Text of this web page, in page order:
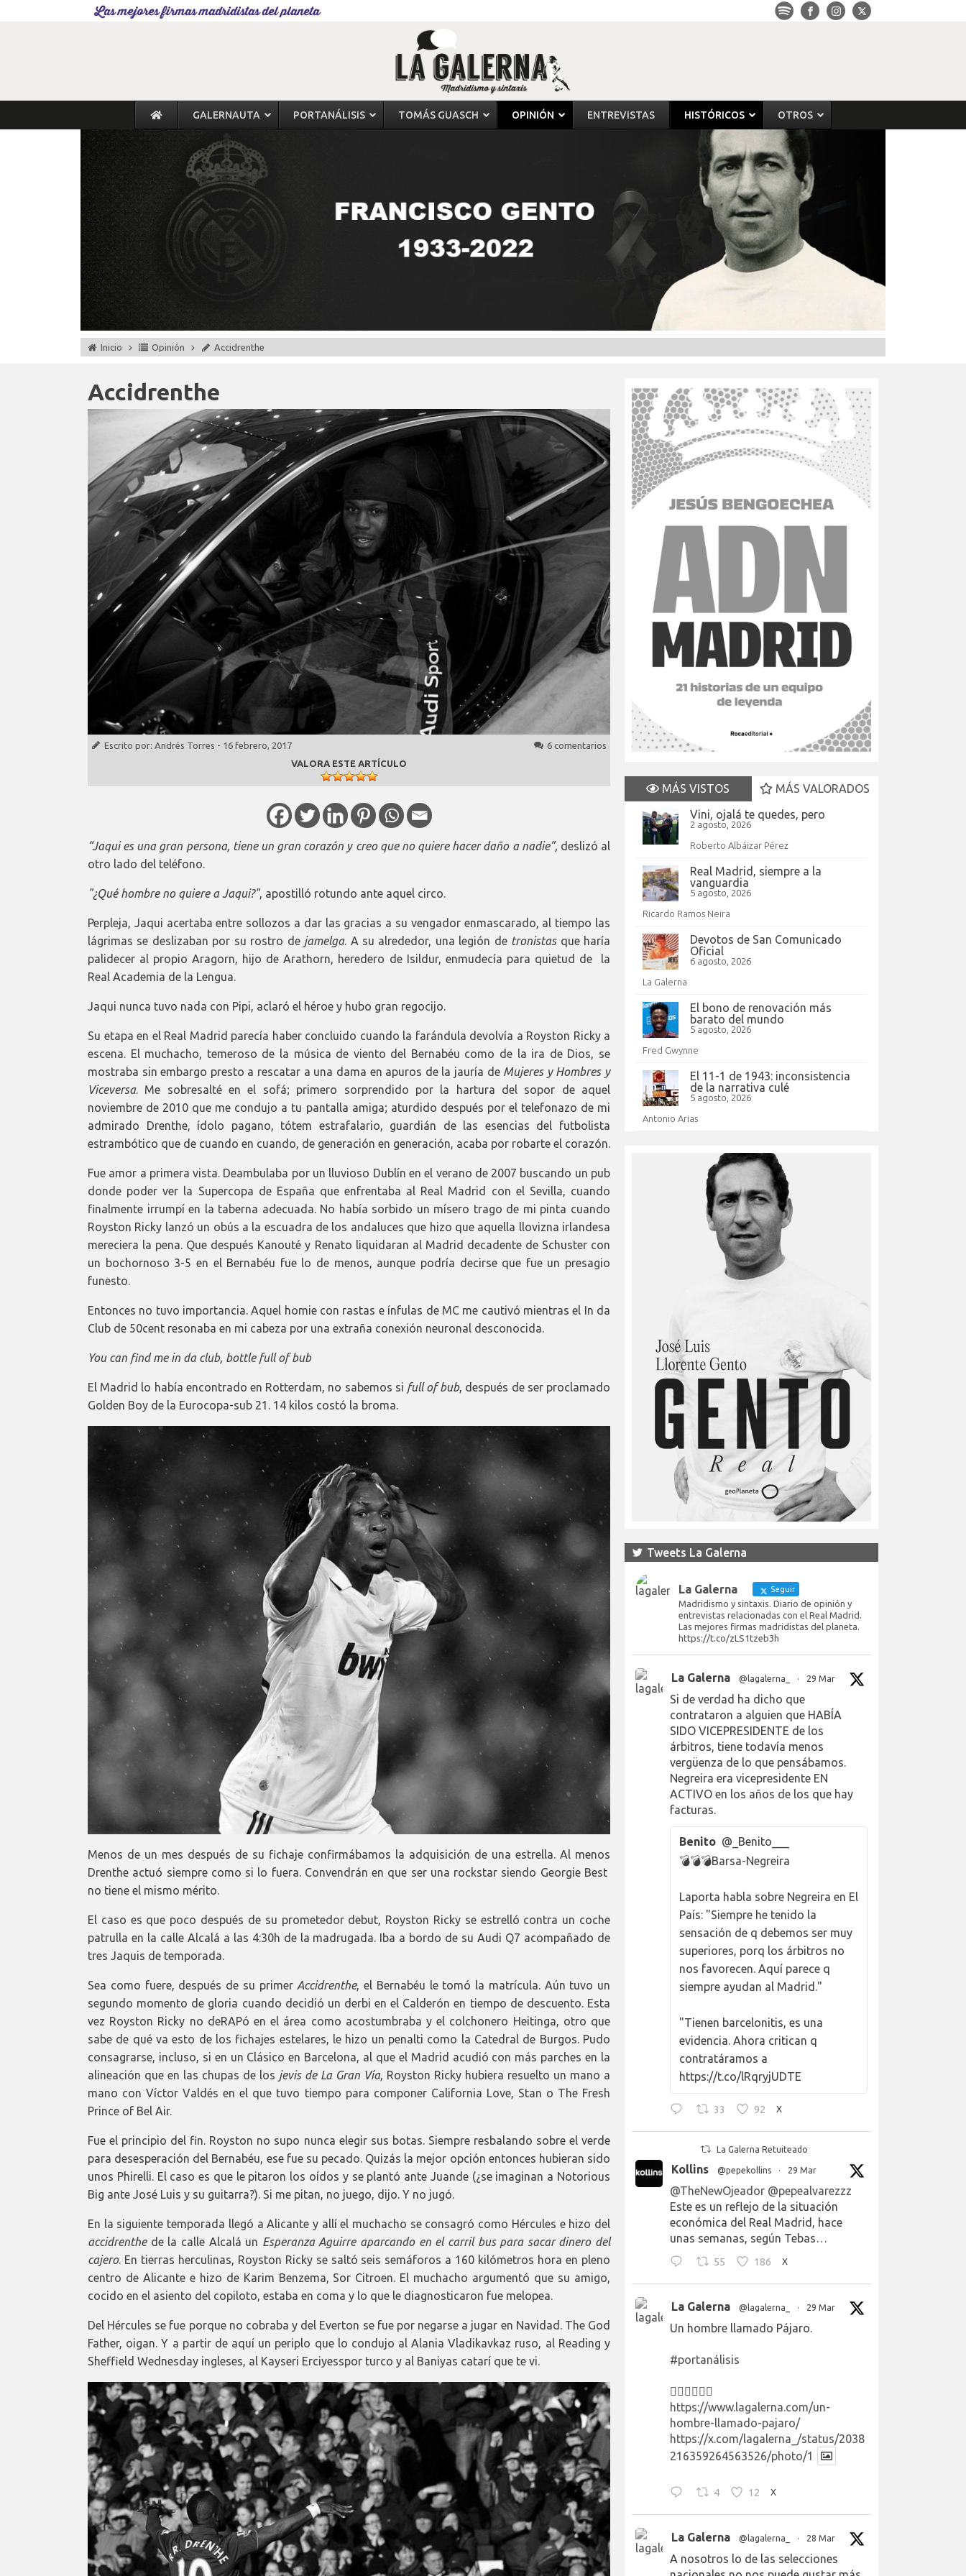
Las mejores firmas madridistas del planeta
GALERNAUTA PORTANÁLISIS TOMÁS GUASCH OPINIÓN ENTREVISTAS HISTÓRICOS OTROS
Inicio Opinión Accidrenthe
Accidrenthe
Escrito por: Andrés Torres - 16 febrero, 2017
6 comentarios
VALORA ESTE ARTÍCULO
“Jaqui es una gran persona, tiene un gran corazón y creo que no quiere hacer daño a nadie”, deslizó al
otro lado del teléfono.
"¿Qué hombre no quiere a Jaqui?", apostilló rotundo ante aquel circo.
Perpleja, Jaqui acertaba entre sollozos a dar las gracias a su vengador enmascarado, al tiempo las
lágrimas se deslizaban por su rostro de jamelga. A su alrededor, una legión de tronistasque haría
palidecer al propio Aragorn, hijo de Arathorn, heredero de Isildur, enmudecía para quietud de la
Real Academia de la Lengua.
Jaqui nunca tuvo nada con Pipi, aclaró el héroe y hubo gran regocijo.
Su etapa en el Real Madrid parecía haber concluido cuando la farándula devolvía a Royston Ricky a
escena. El muchacho, temeroso de la música de viento del Bernabéu como de la ira de Dios, se
mostraba sin embargo presto a rescatar a una dama en apuros de la jauría de Mujeres y Hombres y
Viceversa. Me sobresalté en el sofá; primero sorprendido por la hartura del sopor de aquel
noviembre de 2010 que me condujo a tu pantalla amiga; aturdido después por el telefonazo de mi
admirado Drenthe, ídolo pagano, tótem estrafalario, guardián de las esencias del futbolista
estrambótico que de cuando en cuando, de generación en generación, acaba por robarte el corazón.
Fue amor a primera vista. Deambulaba por un lluvioso Dublín en el verano de 2007 buscando un pub
donde poder ver la Supercopa de España que enfrentaba al Real Madrid con el Sevilla, cuando
finalmente irrumpí en la taberna adecuada. No había sorbido un mísero trago de mi pinta cuando
Royston Ricky lanzó un obús a la escuadra de los andaluces que hizo que aquella llovizna irlandesa
mereciera la pena. Que después Kanouté y Renato liquidaran al Madrid decadente de Schuster con
un bochornoso 3-5 en el Bernabéu fue lo de menos, aunque podría decirse que fue un presagio
funesto.
Entonces no tuvo importancia. Aquel homie con rastas e ínfulas de MC me cautivó mientras el In da
Club de 50cent resonaba en mi cabeza por una extraña conexión neuronal desconocida.
You can find me in da club, bottle full of bub
El Madrid lo había encontrado en Rotterdam, no sabemos si full of bub, después de ser proclamado
Golden Boy de la Eurocopa-sub 21. 14 kilos costó la broma.
Menos de un mes después de su fichaje confirmábamos la adquisición de una estrella. Al menos
Drenthe actuó siempre como si lo fuera. Convendrán en que ser una rockstar siendo Georgie Best
no tiene el mismo mérito.
El caso es que poco después de su prometedor debut, Royston Ricky se estrelló contra un coche
patrulla en la calle Alcalá a las 4:30h de la madrugada. Iba a bordo de su Audi Q7 acompañado de
tres Jaquis de temporada.
Sea como fuere, después de su primer Accidrenthe, el Bernabéu le tomó la matrícula. Aún tuvo un
segundo momento de gloria cuando decidió un derbi en el Calderón en tiempo de descuento. Esta
vez Royston Ricky no deRAPó en el área como acostumbraba y el colchonero Heitinga, otro que
sabe de qué va esto de los fichajes estelares, le hizo un penalti como la Catedral de Burgos. Pudo
consagrarse, incluso, si en un Clásico en Barcelona, al que el Madrid acudió con más parches en la
alineación que en las chupas de los jevis de La Gran Vía, Royston Ricky hubiera resuelto un mano a
mano con Víctor Valdés en el que tuvo tiempo para componer California Love, Stan o The Fresh
Prince of Bel Air.
Fue el principio del fin. Royston no supo nunca elegir sus botas. Siempre resbalando sobre el verde
para desesperación del Bernabéu, ese fue su pecado. Quizás la mejor opción entonces hubieran sido
unos Phirelli. El caso es que le pitaron los oídos y se plantó ante Juande (¿se imaginan a Notorious
Big ante José Luis y su guitarra?). Si me pitan, no juego, dijo. Y no jugó.
En la siguiente temporada llegó a Alicante y allí el muchacho se consagró como Hércules e hizo del
accidrenthede la calle Alcalá un Esperanza Aguirre aparcando en el carril bus para sacar dinero del
cajero. En tierras herculinas, Royston Ricky se saltó seis semáforos a 160 kilómetros hora en pleno
centro de Alicante e hizo de Karim Benzema, Sor Citroen. El muchacho argumentó que su amigo,
cocido en el asiento del copiloto, estaba en coma y lo que le diagnosticaron fue melopea.
Del Hércules se fue porque no cobraba y del Everton se fue por negarse a jugar en Navidad. The God
Father, oigan. Y a partir de aquí un periplo que lo condujo al Alania Vladikavkaz ruso, al Reading y
Sheffield Wednesday ingleses, al Kayseri Erciyesspor turco y al Baniyas catarí que te vi.
MÁS VISTOS
MÁS VALORADOS
Vini, ojalá te quedes, pero
2 agosto, 2026
Roberto Albáizar Pérez
Real Madrid, siempre a la
vanguardia
5 agosto, 2026
Ricardo Ramos Neira
Devotos de San Comunicado
Oficial
6 agosto, 2026
La Galerna
El bono de renovación más
barato del mundo
5 agosto, 2026
Fred Gwynne
El 11-1 de 1943: inconsistencia
de la narrativa culé
5 agosto, 2026
Antonio Arias
Tweets La Galerna
La Galerna Seguir
Madridismo y sintaxis. Diario de opinión y
entrevistas relacionadas con el Real Madrid.
Las mejores firmas madridistas del planeta.
https://t.co/zLS1tzeb3h
La Galerna @lagalerna_ · 29 Mar
Si de verdad ha dicho que
contrataron a alguien que HABÍA
SIDO VICEPRESIDENTE de los
árbitros, tiene todavía menos
vergüenza de lo que pensábamos.
Negreira era vicepresidente EN
ACTIVO en los años de los que hay
facturas.
Benito @_Benito___
💣💣💣Barsa-Negreira
Laporta habla sobre Negreira en El
País: "Siempre he tenido la
sensación de q debemos ser muy
superiores, porq los árbitros no
nos favorecen. Aquí parece q
siempre ayudan al Madrid."
"Tienen barcelonitis, es una
evidencia. Ahora critican q
contratáramos a
https://t.co/lRqryjUDTE
33 92 X
La Galerna Retuiteado
Kollins @pepekollins · 29 Mar
@TheNewOjeador @pepealvarezzz
Este es un reflejo de la situación
económica del Real Madrid, hace
unas semanas, según Tebas…
55 186 X
La Galerna @lagalerna_ · 29 Mar
Un hombre llamado Pájaro.
#portanálisis
👉🏻👉🏻👉🏻
https://www.lagalerna.com/un-
hombre-llamado-pajaro/
https://x.com/lagalerna_/status/2038
216359264563526/photo/1
4 12 X
La Galerna @lagalerna_ · 28 Mar
A nosotros lo de las selecciones